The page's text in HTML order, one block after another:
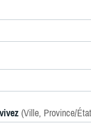
(Ville, Province/